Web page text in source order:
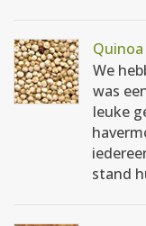
We
was
leuke
stand